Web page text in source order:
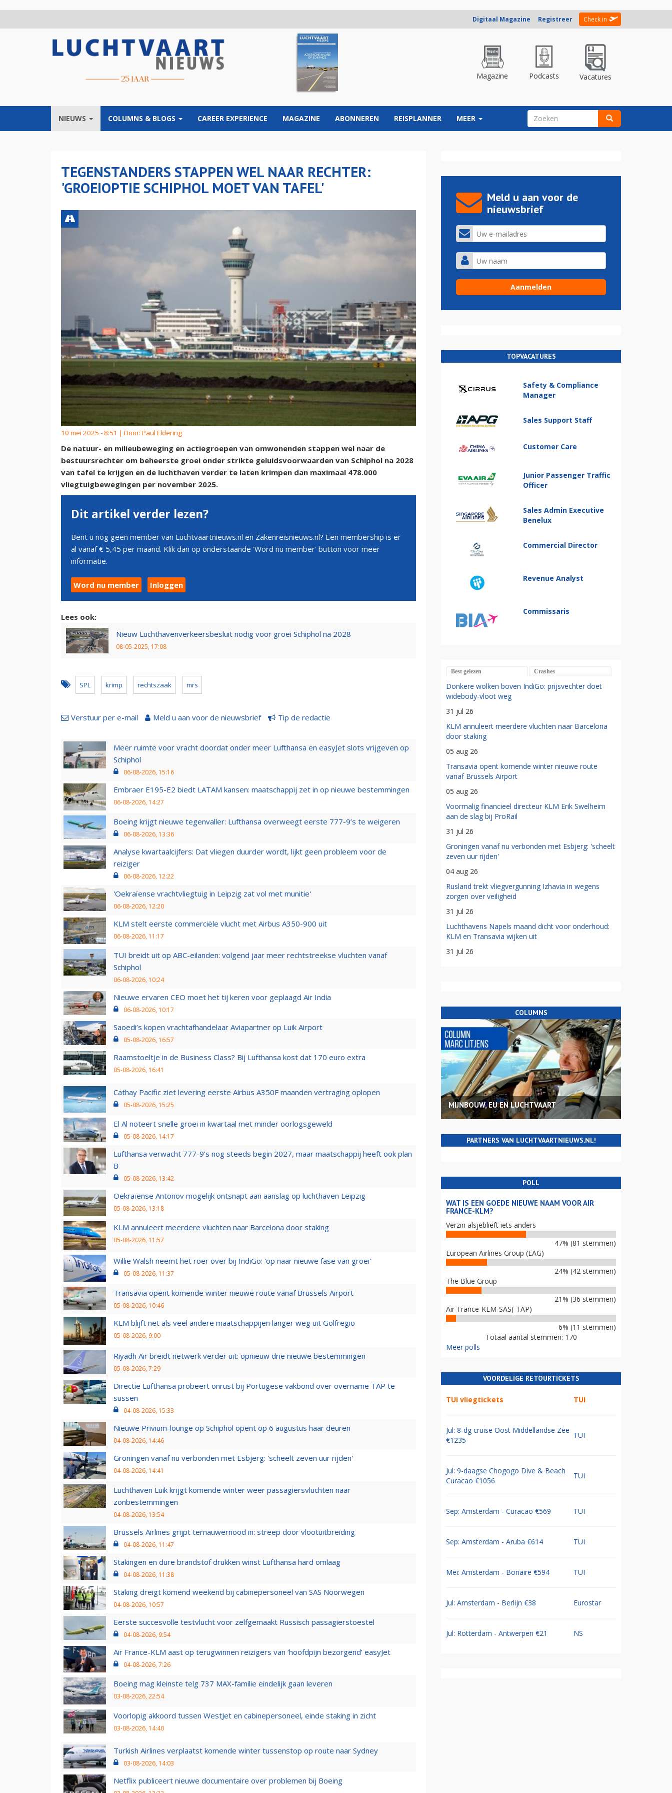
Digitaal Magazine Registreer Check in
Magazine Podcasts Vacatures
NIEUWS COLUMNS & BLOGS CAREER EXPERIENCE MAGAZINE ABONNEREN REISPLANNER MEER ZOEKVELD
TEGENSTANDERS STAPPEN WEL NAAR RECHTER:
'GROEIOPTIE SCHIPHOL MOET VAN TAFEL'
10 mei 2025 - 8:51 | Door: Paul Eldering
De natuur- en milieubeweging en actiegroepen van omwonenden stappen wel naar de
bestuursrechter om beheerste groei onder strikte geluidsvoorwaarden van Schiphol na 2028
van tafel te krijgen en de luchthaven verder te laten krimpen dan maximaal 478.000
vliegtuigbewegingen per november 2025.
Dit artikel verder lezen?
Bent u nog geen member van Luchtvaartnieuws.nl en Zakenreisnieuws.nl? Een membership is er
al vanaf € 5,45 per maand. Klik dan op onderstaande 'Word nu member' button voor meer
informatie.
Word nu member Inloggen
Lees ook:
Nieuw Luchthavenverkeersbesluit nodig voor groei Schiphol na 2028
08-05-2025, 17:08
SPL krimp rechtszaak mrs
Verstuur per e-mail Meld u aan voor de nieuwsbrief Tip de redactie
Meer ruimte voor vracht doordat onder meer Lufthansa en easyJet slots vrijgeven op
Schiphol
06-08-2026, 15:16
Embraer E195-E2 biedt LATAM kansen: maatschappij zet in op nieuwe bestemmingen
06-08-2026, 14:27
Boeing krijgt nieuwe tegenvaller: Lufthansa overweegt eerste 777-9’s te weigeren
06-08-2026, 13:36
Analyse kwartaalcijfers: Dat vliegen duurder wordt, lijkt geen probleem voor de
reiziger
06-08-2026, 12:22
'Oekraïense vrachtvliegtuig in Leipzig zat vol met munitie'
06-08-2026, 12:20
KLM stelt eerste commerciële vlucht met Airbus A350-900 uit
06-08-2026, 11:17
TUI breidt uit op ABC-eilanden: volgend jaar meer rechtstreekse vluchten vanaf
Schiphol
06-08-2026, 10:24
Nieuwe ervaren CEO moet het tij keren voor geplaagd Air India
06-08-2026, 10:17
Saoedi’s kopen vrachtafhandelaar Aviapartner op Luik Airport
05-08-2026, 16:57
Raamstoeltje in de Business Class? Bij Lufthansa kost dat 170 euro extra
05-08-2026, 16:41
Cathay Pacific ziet levering eerste Airbus A350F maanden vertraging oplopen
05-08-2026, 15:25
El Al noteert snelle groei in kwartaal met minder oorlogsgeweld
05-08-2026, 14:17
Lufthansa verwacht 777-9’s nog steeds begin 2027, maar maatschappij heeft ook plan
B
05-08-2026, 13:42
Oekraïense Antonov mogelijk ontsnapt aan aanslag op luchthaven Leipzig
05-08-2026, 13:18
KLM annuleert meerdere vluchten naar Barcelona door staking
05-08-2026, 11:57
Willie Walsh neemt het roer over bij IndiGo: 'op naar nieuwe fase van groei'
05-08-2026, 11:37
Transavia opent komende winter nieuwe route vanaf Brussels Airport
05-08-2026, 10:46
KLM blijft net als veel andere maatschappijen langer weg uit Golfregio
05-08-2026, 9:00
Riyadh Air breidt netwerk verder uit: opnieuw drie nieuwe bestemmingen
05-08-2026, 7:29
Directie Lufthansa probeert onrust bij Portugese vakbond over overname TAP te
sussen
04-08-2026, 15:33
Nieuwe Privium-lounge op Schiphol opent op 6 augustus haar deuren
04-08-2026, 14:46
Groningen vanaf nu verbonden met Esbjerg: 'scheelt zeven uur rijden'
04-08-2026, 14:41
Luchthaven Luik krijgt komende winter weer passagiersvluchten naar
zonbestemmingen
04-08-2026, 13:54
Brussels Airlines grijpt ternauwernood in: streep door vlootuitbreiding
04-08-2026, 11:47
Stakingen en dure brandstof drukken winst Lufthansa hard omlaag
04-08-2026, 11:38
Staking dreigt komend weekend bij cabinepersoneel van SAS Noorwegen
04-08-2026, 10:57
Eerste succesvolle testvlucht voor zelfgemaakt Russisch passagierstoestel
04-08-2026, 9:54
Air France-KLM aast op terugwinnen reizigers van ‘hoofdpijn bezorgend’ easyJet
04-08-2026, 7:26
Boeing mag kleinste telg 737 MAX-familie eindelijk gaan leveren
03-08-2026, 22:54
Voorlopig akkoord tussen WestJet en cabinepersoneel, einde staking in zicht
03-08-2026, 14:40
Turkish Airlines verplaatst komende winter tussenstop op route naar Sydney
03-08-2026, 14:03
Netflix publiceert nieuwe documentaire over problemen bij Boeing
Meld u aan voor de
nieuwsbrief
TOPVACATURES
Safety & Compliance
Manager
Sales Support Staff
Customer Care
Junior Passenger Traffic
Officer
Sales Admin Executive
Benelux
Commercial Director
Revenue Analyst
Commissaris
Best gelezen Crashes
Donkere wolken boven IndiGo: prijsvechter doet
widebody-vloot weg
31 jul 26
KLM annuleert meerdere vluchten naar Barcelona
door staking
05 aug 26
Transavia opent komende winter nieuwe route
vanaf Brussels Airport
05 aug 26
Voormalig financieel directeur KLM Erik Swelheim
aan de slag bij ProRail
31 jul 26
Groningen vanaf nu verbonden met Esbjerg: 'scheelt
zeven uur rijden'
04 aug 26
Rusland trekt vliegvergunning Izhavia in wegens
zorgen over veiligheid
31 jul 26
Luchthavens Napels maand dicht voor onderhoud:
KLM en Transavia wijken uit
31 jul 26
COLUMNS
MIJNBOUW, EU EN LUCHTVAART
PARTNERS VAN LUCHTVAARTNIEUWS.NL!
POLL
WAT IS EEN GOEDE NIEUWE NAAM VOOR AIR
FRANCE-KLM?
Verzin alsjeblieft iets anders
47% (81 stemmen)
European Airlines Group (EAG)
24% (42 stemmen)
The Blue Group
21% (36 stemmen)
Air-France-KLM-SAS(-TAP)
6% (11 stemmen)
Totaal aantal stemmen: 170
Meer polls
VOORDELIGE RETOURTICKETS
TUI vliegtickets TUI
Jul: 8-dg cruise Oost Middellandse Zee
€1235
TUI
Jul: 9-daagse Chogogo Dive & Beach
Curacao €1056
TUI
Sep: Amsterdam - Curacao €569 TUI
Sep: Amsterdam - Aruba €614 TUI
Mei: Amsterdam - Bonaire €594 TUI
Jul: Amsterdam - Berlijn €38 Eurostar
Jul: Rotterdam - Antwerpen €21 NS